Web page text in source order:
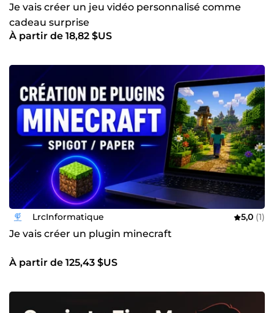
Je vais créer un jeu vidéo personnalisé comme
cadeau surprise
À partir de 18,82 $US
LrcInformatique 5,0 (1)
Je vais créer un plugin minecraft
À partir de 125,43 $US